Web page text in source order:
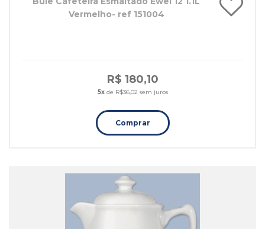
Vermelho- ref 151004
R$ 180,10
5xde R$36,02 sem juros
Comprar